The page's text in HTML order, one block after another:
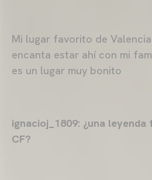
Mi lugar favorito de
encanta estar ahí con mi
es un lugar muy bonito
ignacioj_1809: ¿una
CF?